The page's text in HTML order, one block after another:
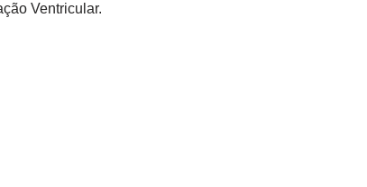
Ventricular.